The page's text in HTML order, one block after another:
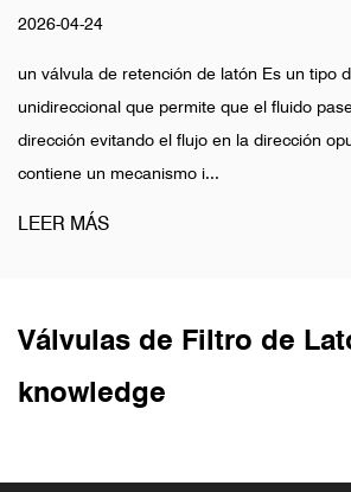
2026-04-24
un válvula de retención de latón Es un tipo
unidireccional que permite que el fluido
dirección evitando el flujo en la dirección
contiene un mecanismo i...
LEER MÁS
Válvulas de Filtro de
knowledge